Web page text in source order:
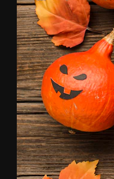
Copyright ©